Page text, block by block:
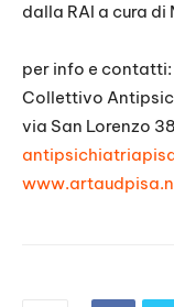
dalla RAI a cura
per info e contatti:
Collettivo
via San Lorenzo